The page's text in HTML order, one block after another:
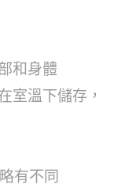
和身體
室溫下儲存，
有不同